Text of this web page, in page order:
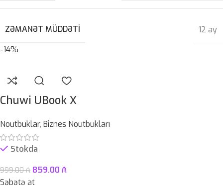
ZƏMANƏT MÜDDƏTI
12 ay
-14%
Chuwi UBook X
Noutbuklar, Biznes Noutbukları
Stokda
999.00₼ 859.00 ₼
Səbətə at